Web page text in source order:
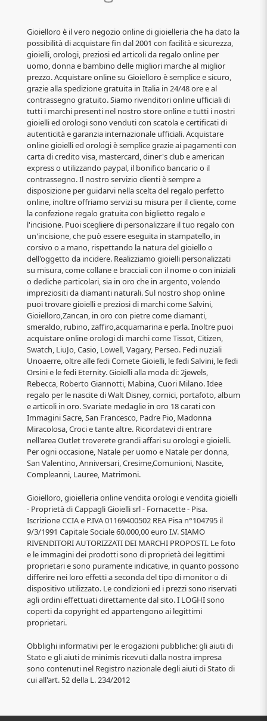
Gioielloro è il vero negozio online di gioielleria che ha dato la
possibilità di acquistare fin dal 2001 con facilità e sicurezza,
gioielli, orologi, preziosi ed articoli da regalo online per
uomo, donna e bambino delle migliori marche al miglior
prezzo. Acquistare online su Gioielloro è semplice e sicuro,
grazie alla spedizione gratuita in Italia in 24/48 ore e al
contrassegno gratuito. Siamo rivenditori online ufficiali di
tutti i marchi presenti nel nostro store online e tutti i nostri
gioielli ed orologi sono venduti con scatola e certificati di
autenticità e garanzia internazionale ufficiali. Acquistare
online gioielli ed orologi è semplice grazie ai pagamenti con
carta di credito visa, mastercard, diner's club e american
express o utilizzando paypal, il bonifico bancario o il
contrassegno. Il nostro servizio clienti è sempre a
disposizione per guidarvi nella scelta del regalo perfetto
online, inoltre offriamo servizi su misura per il cliente, come
la confezione regalo gratuita con biglietto regalo e
l'incisione. Puoi scegliere di personalizzare il tuo regalo con
un'incisione, che può essere eseguita in stampatello, in
corsivo o a mano, rispettando la natura del gioiello o
dell'oggetto da incidere. Realizziamo gioielli personalizzati
su misura, come collane e bracciali con il nome o con iniziali
o dediche particolari, sia in oro che in argento, volendo
impreziositi da diamanti naturali. Sul nostro shop online
puoi trovare gioielli e preziosi di marchi come Salvini,
Gioielloro,Zancan, in oro con pietre come diamanti,
smeraldo, rubino, zaffiro,acquamarina e perla. Inoltre puoi
acquistare online orologi di marchi come Tissot, Citizen,
Swatch, LiuJo, Casio, Lowell, Vagary, Perseo. Fedi nuziali
Unoaerre, oltre alle fedi Comete Gioielli, le fedi Salvini, le fedi
Orsini e le fedi Eternity. Gioielli alla moda di: 2jewels,
Rebecca, Roberto Giannotti, Mabina, Cuori Milano. Idee
regalo per le nascite di Walt Disney, cornici, portafoto, album
e articoli in oro. Svariate medaglie in oro 18 carati con
Immagini Sacre, San Francesco, Padre Pio, Madonna
Miracolosa, Croci e tante altre. Ricordatevi di entrare
nell'area Outlet troverete grandi affari su orologi e gioielli.
Per ogni occasione, Natale per uomo e Natale per donna,
San Valentino, Anniversari, Cresime,Comunioni, Nascite,
Compleanni, Lauree, Matrimoni.
Gioielloro, gioielleria online vendita orologi e vendita gioielli
- Proprietà di Cappagli Gioielli srl - Fornacette - Pisa.
Iscrizione CCIA e P.IVA 01169400502 REA Pisa n°104795 il
9/3/1991 Capitale Sociale 60.000,00 euro I.V. SIAMO
RIVENDITORI AUTORIZZATI DEI MARCHI PROPOSTI. Le foto
e le immagini dei prodotti sono di proprietà dei legittimi
proprietari e sono puramente indicative, in quanto possono
differire nei loro effetti a seconda del tipo di monitor o di
dispositivo utilizzato. Le condizioni ed i prezzi sono riservati
agli ordini effettuati direttamente dal sito. I LOGHI sono
coperti da copyright ed appartengono ai legittimi
proprietari.
Obblighi informativi per le erogazioni pubbliche: gli aiuti di
Stato e gli aiuti de minimis ricevuti dalla nostra impresa
sono contenuti nel Registro nazionale degli aiuti di Stato di
cui all'art. 52 della L. 234/2012